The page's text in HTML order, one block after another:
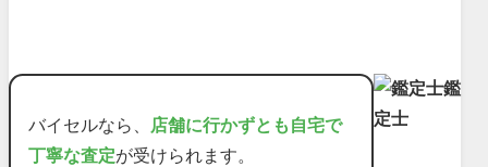
鑑
定士
バイセルなら、
店舗に行かずとも自宅で
丁寧な査定が受けられます。